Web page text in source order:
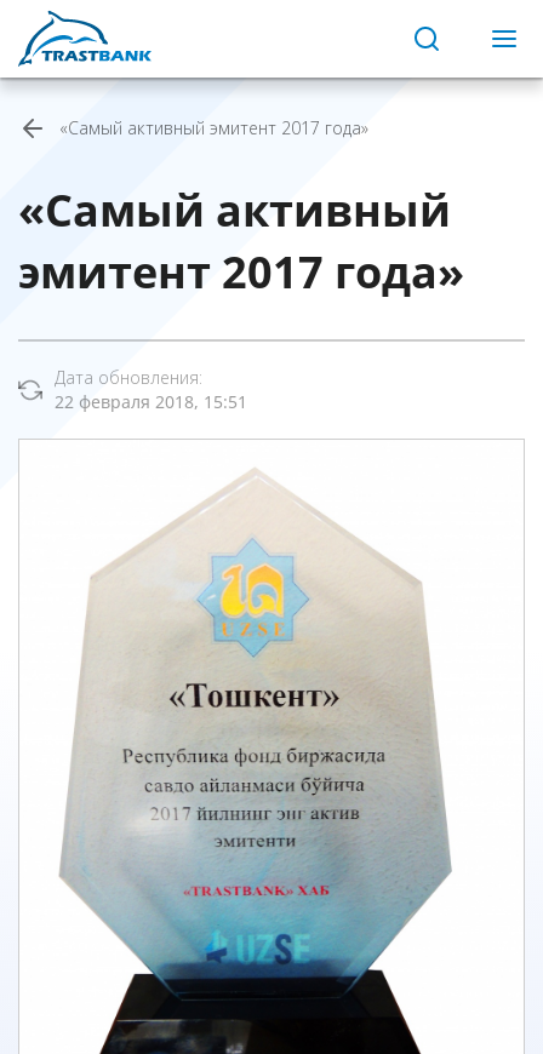
«Самый активный эмитент 2017 года»
«Самый активный
эмитент 2017 года»
Дата обновления:
22 февраля 2018, 15:51